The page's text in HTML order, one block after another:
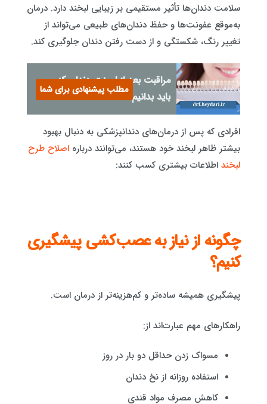
سلامت دندان‌ها تأثیر مستقیمی بر زیبایی لبخند دارد. درمان
به‌موقع عفونت‌ها و حفظ دندان‌های طبیعی می‌تواند از
تغییر رنگ، شکستگی و از دست رفتن دندان جلوگیری کند.
مراقبت بعد از لمینت دندان که
باید بدانیم!مطلب پیشنهادی برای شما
افرادی که پس از درمان‌های دندانپزشکی به دنبال بهبود
بیشتر ظاهر لبخند خود هستند، می‌توانند درباره اصلاح طرح
لبخند اطلاعات بیشتری کسب کنند:
چگونه از نیاز به عصب‌کشی پیشگیری
کنیم؟
پیشگیری همیشه ساده‌تر و کم‌هزینه‌تر از درمان است.
راهکارهای مهم عبارت‌اند از:
مسواک زدن حداقل دو بار در روز
استفاده روزانه از نخ دندان
کاهش مصرف مواد قندی